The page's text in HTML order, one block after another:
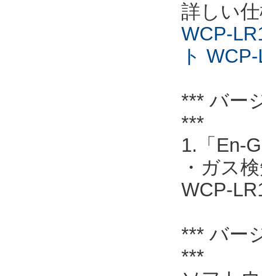
詳しい
WCP-
ト
*** バー
***
1.「En-
・ガス
WCP-
*** バー
***